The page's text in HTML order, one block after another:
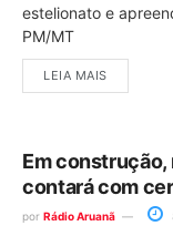
estelionato e
PM/MT
LEIA MAIS
Em construção,
contará com
por Rádio Aruanã